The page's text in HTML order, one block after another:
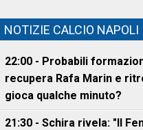
NOTIZIE CALCIO NAPOLI
22:00 - Probabili
recupera Rafa Marin e
gioca qualche minuto?
21:30 - Schira rivela: "Il